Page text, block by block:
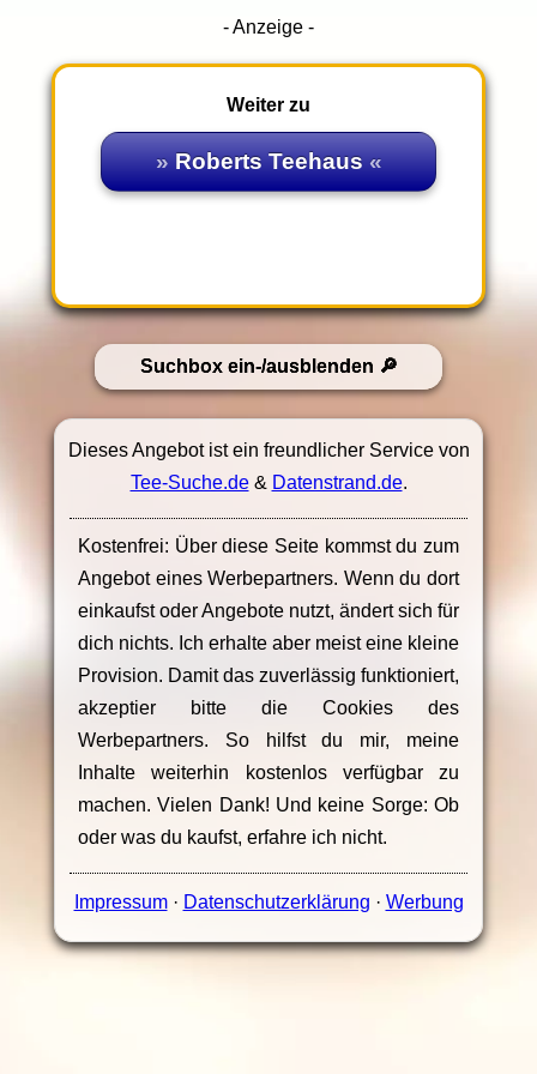
- Anzeige -
Weiter zu
Roberts Teehaus
Suchbox ein-/ausblenden
Dieses Angebot ist ein freundlicher Service von
Tee-Suche.de& Datenstrand.de.
Kostenfrei: Über diese Seite kommst du zum
Angebot eines Werbepartners. Wenn du dort
einkaufst oder Angebote nutzt, ändert sich für
dich nichts. Ich erhalte aber meist eine kleine
Provision. Damit das zuverlässig funktioniert,
akzeptier bitte die Cookies des
Werbepartners. So hilfst du mir, meine
Inhalte weiterhin kostenlos verfügbar zu
machen. Vielen Dank! Und keine Sorge: Ob
oder was du kaufst, erfahre ich nicht.
Impressum· Datenschutzerklärung · Werbung